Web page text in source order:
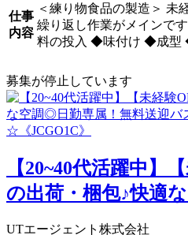
仕事
内容
＜練り物食品の製造＞ 未
繰り返し作業がメイン
料の投入 ◆味付け ◆成型
募集が停止しています
【20~40代活躍中】
の出荷・梱包♪快適
UTエージェント株式会社